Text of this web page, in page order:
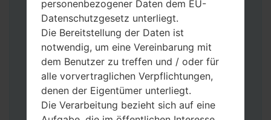
halten Sie die Leiser- und Bixbi-Tasten
gedrückt.
Halten Sie die Power- und Lauter-
Tasten gedrückt.
Dann schließen Sie das Telefon an den PC
an, das Programm Odin erkennt Ihr Gerät
und „COM port number“ wird auf dem
Bildschirm angezeigt.
personenbezogener Daten dem EU-
Datenschutzgesetz unterliegt.
Die Bereitstellung der Daten ist
notwendig, um eine Vereinbarung mit
dem Benutzer zu treffen und / oder für
alle vorvertraglichen Verpflichtungen,
denen der Eigentümer unterliegt.
Die Verarbeitung bezieht sich auf eine